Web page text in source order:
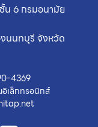
น 6 กรมอนามัย
นนทบุรี จังหวัด
4369
เล็กทรอนิกส์